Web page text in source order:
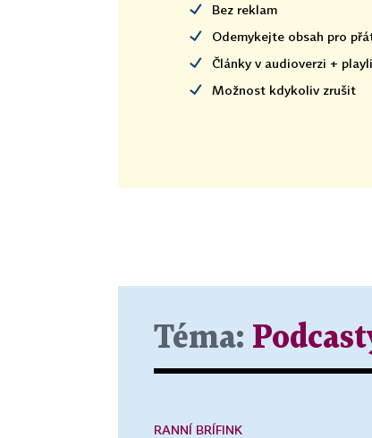
Bez reklam
Odemykejte obsah pro
Články v audioverzi +
Možnost kdykoliv zrušit
Téma:
RANNÍ BRÍFINK